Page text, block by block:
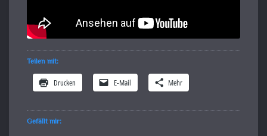
Teilen mit:
Drucken E-Mail Mehr
Gefällt mir: